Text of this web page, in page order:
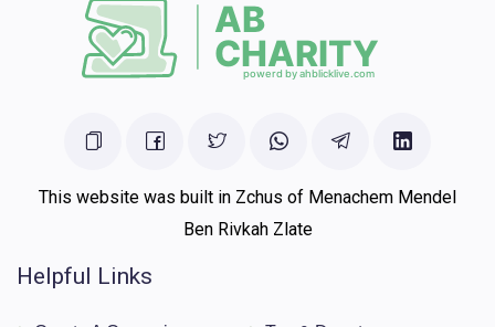
This website was built in Zchus of Menachem Mendel
Ben Rivkah Zlate
Helpful Links